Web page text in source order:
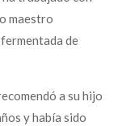
maestro
de
a su hijo
y había sido